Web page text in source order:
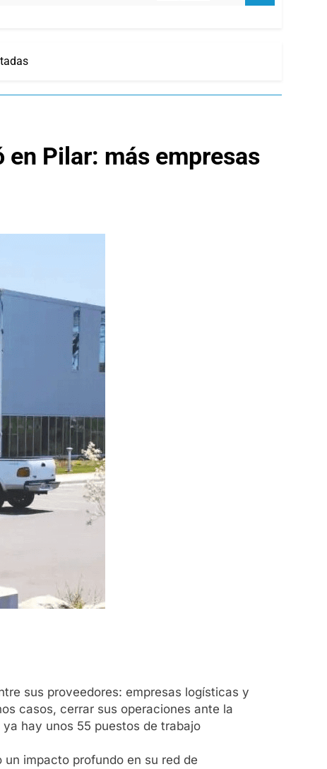
Pilar: más empresas
sus proveedores: empresas logísticas y
casos, cerrar sus operaciones ante la
hay unos 55 puestos de trabajo
impacto profundo en su red de